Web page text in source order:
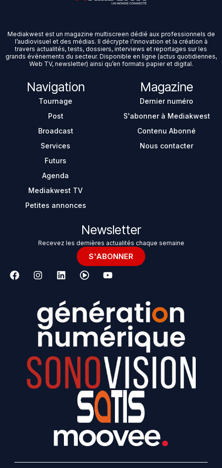
Mediakwest est un magazine multiscreen dédié aux professionnels de
l’audiovisuel et des médias. Il décrypte l’innovation et la création à
travers actualités, tests, dossiers, interviews et reportages sur les
grands événements du secteur. Disponible en ligne (actus quotidiennes,
Web TV, newsletter) ainsi qu’en formats papier et digital.
Navigation
Tournage
Post
Broadcast
Services
Futurs
Agenda
Mediakwest TV
Petites annonces
Magazine
Dernier numéro
S'abonner à Mediakwest
Contenu Abonné
Nous contacter
Newsletter
Recevez les dernières actualités chaque semaine
S'ABONNER